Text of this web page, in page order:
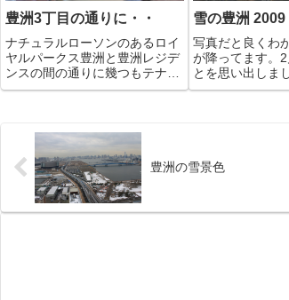
豊洲3丁目の通りに・・
ナチュラルローソンのあるロイ
ヤルパークス豊洲と豊洲レジデ
ンスの間の通りに幾つもテナン
トが入る場所があったのをご存
が他は不動産屋さんが仮に入っ
ただけでしばらく空きスペース
でした。・・しか...
雪の豊洲 2009
写真だと良くわ
が降ってます。2
とを思い出しま
は、さすがに好
豊洲の雪景色